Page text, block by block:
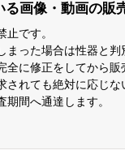
画像・動画の販
です。
った場合は性器と判
に修正をしてから販
れても絶対に応じな
間へ通達します。